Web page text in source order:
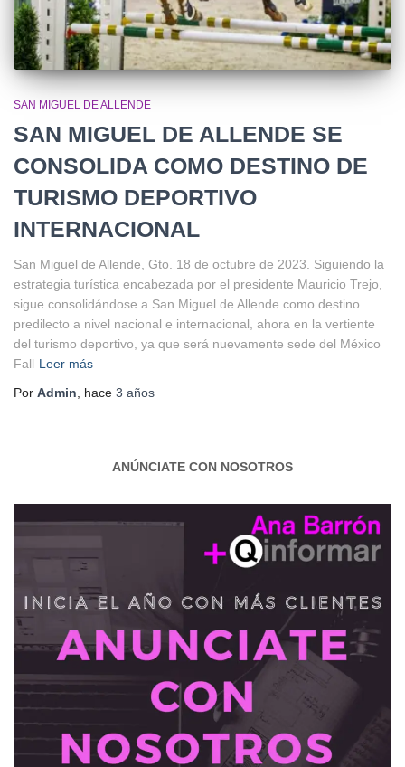
SAN MIGUEL DE ALLENDE
SAN MIGUEL DE ALLENDE SE
CONSOLIDA COMO DESTINO DE
TURISMO DEPORTIVO
INTERNACIONAL
San Miguel de Allende, Gto. 18 de octubre de 2023. Siguiendo la
estrategia turística encabezada por el presidente Mauricio Trejo,
sigue consolidándose a San Miguel de Allende como destino
predilecto a nivel nacional e internacional, ahora en la vertiente
del turismo deportivo, ya que será nuevamente sede del México
Fall Leer más
Por Admin , hace 3 años
ANÚNCIATE CON NOSOTROS